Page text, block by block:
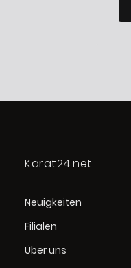
Karat24.net
Neuigkeiten
Filialen
Über uns